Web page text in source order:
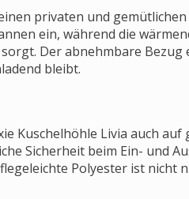
privaten und
ein, während die
Der abnehmbare Bezug
bleibt.
Kuschelhöhle Livia auch auf
Sicherheit beim Ein- und
Polyester ist nicht